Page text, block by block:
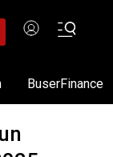
BuserFinance